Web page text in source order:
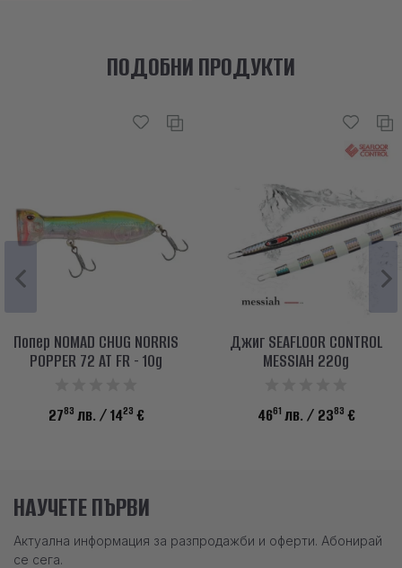
ПОДОБНИ ПРОДУКТИ
Попер NOMAD CHUG NORRIS
POPPER 72 AT FR - 10g
2783 лв. / 1423 €
Джиг SEAFLOOR CONTROL
MESSIAH 220g
4661 лв. / 2383 €
НАУЧЕТЕ ПЪРВИ
Актуална информация за разпродажби и оферти. Абонирай
се сега.